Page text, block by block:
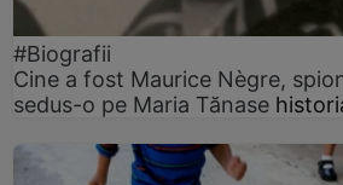
#Biografii
Cine a fost Maurice Nègre,
sedus-o pe Maria Tănase